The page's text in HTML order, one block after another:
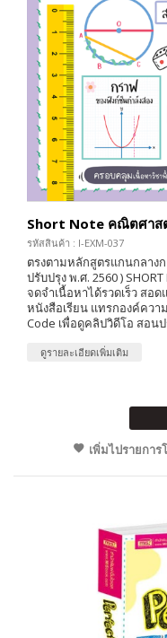
Short Note คณิตศาส
รหัสสินค้า : I-EXM-037
ตรงตามหลักสูตรแกนกลาง
ปรับปรุง พ.ศ. 2560 )
จดจำเนื้อหาได้รวดเร็ว สอ
หนังสือเรียน แทรกองค์คว
Code เพื่อดูคลิปวิดีโอ สอน
ดูรายละเอียดเพิ่มเติม
เพิ่มไปรายการ